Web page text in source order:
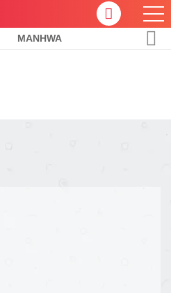
MANHWA